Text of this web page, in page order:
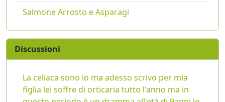
Salmone Arrosto e Asparagi
Discussioni
La celiaca sono io ma adesso scrivo per mia
figlia lei soffre di orticaria tutto l'anno ma in